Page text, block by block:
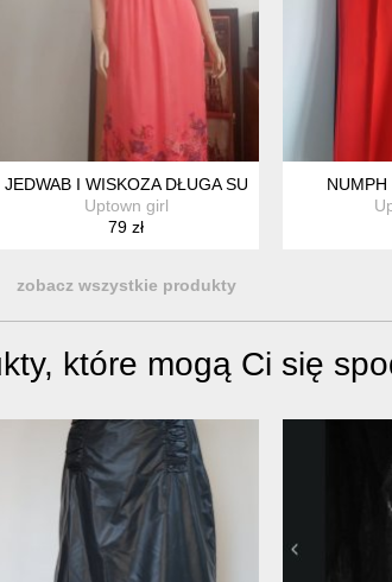
37,5
JEDWAB I WISKOZA DŁUGA SUKIENKA
Uptown girl
79 zł
NUMPH
zobacz wszystkie produkty
które mogą Ci się